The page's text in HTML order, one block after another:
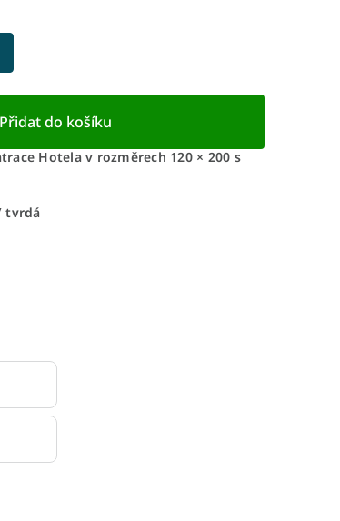
Přidat do košíku
Hotela v rozměrech 120 × 200 s
tvrdá